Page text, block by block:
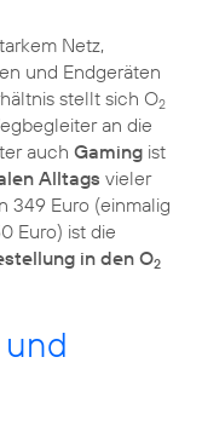
Netz,
und Endgeräten
stellt sich O2
an die
auch Gaming ist
Alltags vieler
349 Euro (einmalig
Euro) ist die
in den O2